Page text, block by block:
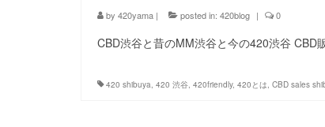
by 420yama | posted in: 420blog | 0
CBD渋谷と昔のMM渋谷と今の420渋谷
420 shibuya, 420 渋谷, 420friendly, 420とは, CBD sales